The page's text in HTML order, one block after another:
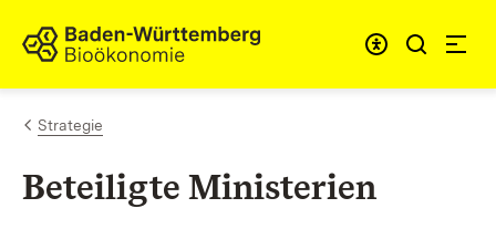
Zum Inhalt springen
Link zur Startseite
Strategie
Beteiligte Ministerien